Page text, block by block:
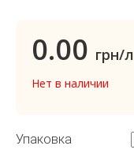
0.00 грн/л
Нет в наличии
Упаковка